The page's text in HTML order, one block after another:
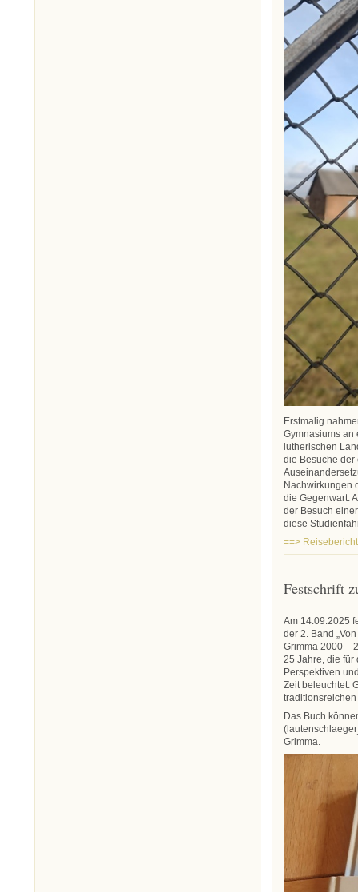
Erstmalig
Gymnasiums an
lutherischen
die Besuche
Nachwirkungen
die Gegenwart.
der Besuch
diese
==>
Festschrift
Am 14.09.2025
der 2. Band
Grimma 2000 –
25 Jahre, die für
Perspektiven
Zeit beleuchtet.
Das Buch
Grimma.